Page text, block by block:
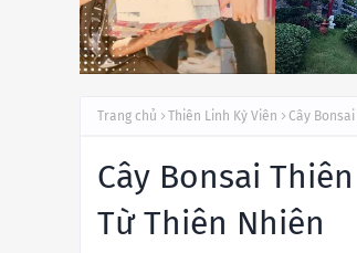
Trang chủ Thiên Linh Kỳ Viên Cây
Cây Bonsai
Từ Thiên Nhiên